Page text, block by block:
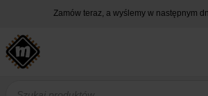
treści
Zamów teraz, a wyślemy w następnym